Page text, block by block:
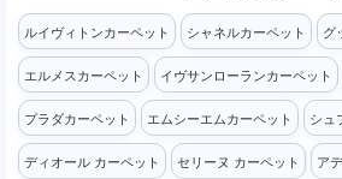
ルイヴィトンカーペット シャネルカーペット グ
エルメスカーペット イヴサンローランカーペット
プラダカーペット エムシーエムカーペット シュ
ディオール カーペット セリーヌ カーペット ア